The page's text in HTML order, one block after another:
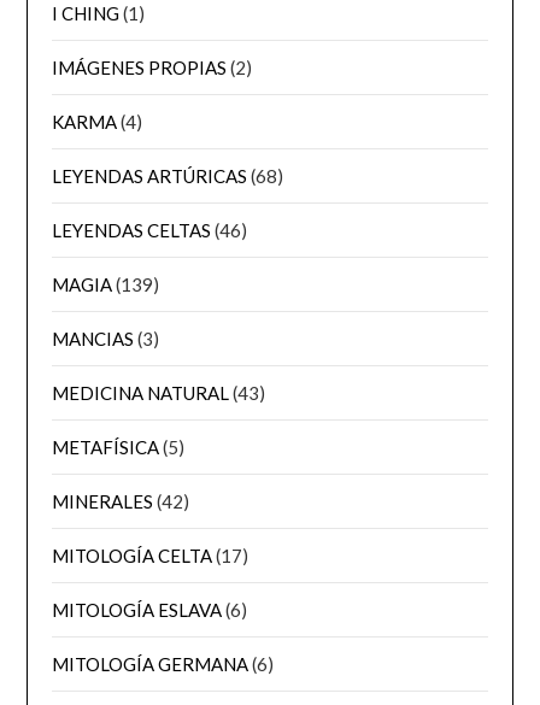
I CHING(1)
IMÁGENES PROPIAS (2)
KARMA(4)
LEYENDAS ARTÚRICAS (68)
LEYENDAS CELTAS (46)
MAGIA(139)
MANCIAS (3)
MEDICINA NATURAL(43)
METAFÍSICA(5)
MINERALES (42)
MITOLOGÍA CELTA(17)
MITOLOGÍA ESLAVA(6)
MITOLOGÍA GERMANA(6)